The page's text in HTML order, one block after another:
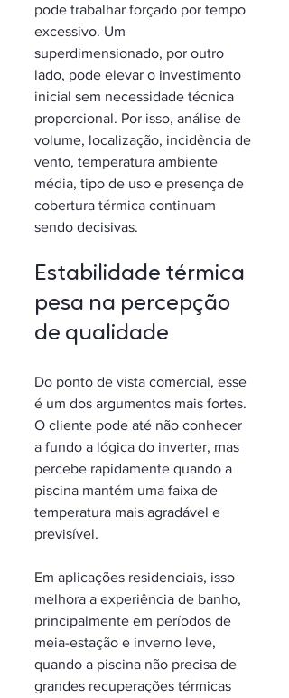
pode trabalhar forçado por tempo
excessivo. Um
superdimensionado, por outro
lado, pode elevar o investimento
inicial sem necessidade técnica
proporcional. Por isso, análise de
volume, localização, incidência de
vento, temperatura ambiente
média, tipo de uso e presença de
cobertura térmica continuam
sendo decisivas.
Estabilidade térmica
pesa na percepção
de qualidade
Do ponto de vista comercial, esse
é um dos argumentos mais fortes.
O cliente pode até não conhecer
a fundo a lógica do inverter, mas
percebe rapidamente quando a
piscina mantém uma faixa de
temperatura mais agradável e
previsível.
Em aplicações residenciais, isso
melhora a experiência de banho,
principalmente em períodos de
meia-estação e inverno leve,
quando a piscina não precisa de
grandes recuperações térmicas